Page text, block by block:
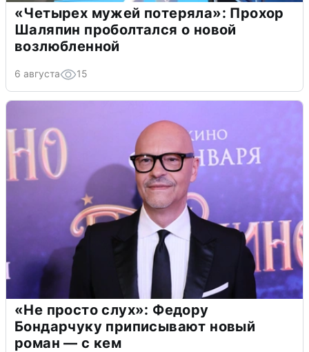
«Четырех мужей потеряла»: Прохор
Шаляпин проболтался о новой
возлюбленной
6 августа 15
«Не просто слух»: Федору
Бондарчуку приписывают новый
роман — с кем